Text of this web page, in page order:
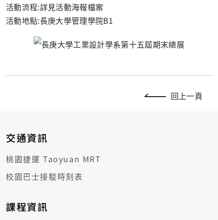
活動流程:詳見活動海報檔案
活動地點:長庚大學管理學院B1
回上一頁
交通資訊
桃園捷運 Taoyuan MRT
校園巴士接駁時刻表
課程資訊